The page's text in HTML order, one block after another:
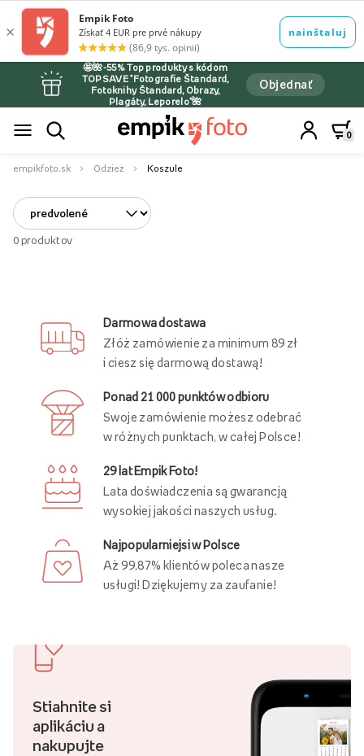
🤩🌺-55% Top produkty s kódom
TOPSAVE *Fotografie Štandard,
Fotoknihy Štandard, Obrazy,
Plagáty, Leporelo*🌺
Objednať
0
empikfoto.sk Odzież Koszule
0 produktov
Darmowa dostawa
Złóż zamówienie za minimum 89 zł
i ciesz się darmową dostawą!
Ponad 21 000 punktów odbioru
Swoje zamówienie możesz odebrać
w różnych punktach, w całej Polsce!
29 lat Empik Foto!
Lata doświadczenia są gwarancją
wysokiej jakości naszych usług.
Najpopularniejsi w Polsce
Aż 99,87% klientów poleca nasze
usługi! Dziękujemy za zaufanie!
Stiahnite si
aplikáciu a
nakupujte